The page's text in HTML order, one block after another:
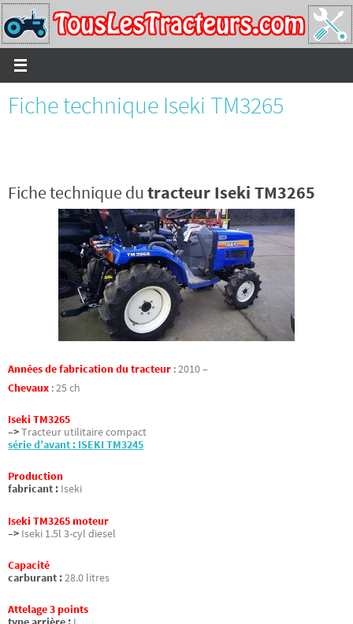
Passer
vers
le
contenu
Fiche technique Iseki TM3265
Fiche technique dutracteur Iseki TM3265
Années de fabrication du tracteur :2010 –
Chevaux :25 ch
Iseki TM3265
–>Tracteur utilitaire compact
série d’avant : ISEKI TM3245
Production
fabricant : Iseki
Iseki TM3265 moteur
–> Iseki 1.5l 3-cyl diesel
Capacité
carburant :28.0 litres
Attelage 3 points